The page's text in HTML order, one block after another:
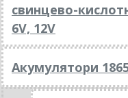
свинцево-
6V, 12V
Акумулятори